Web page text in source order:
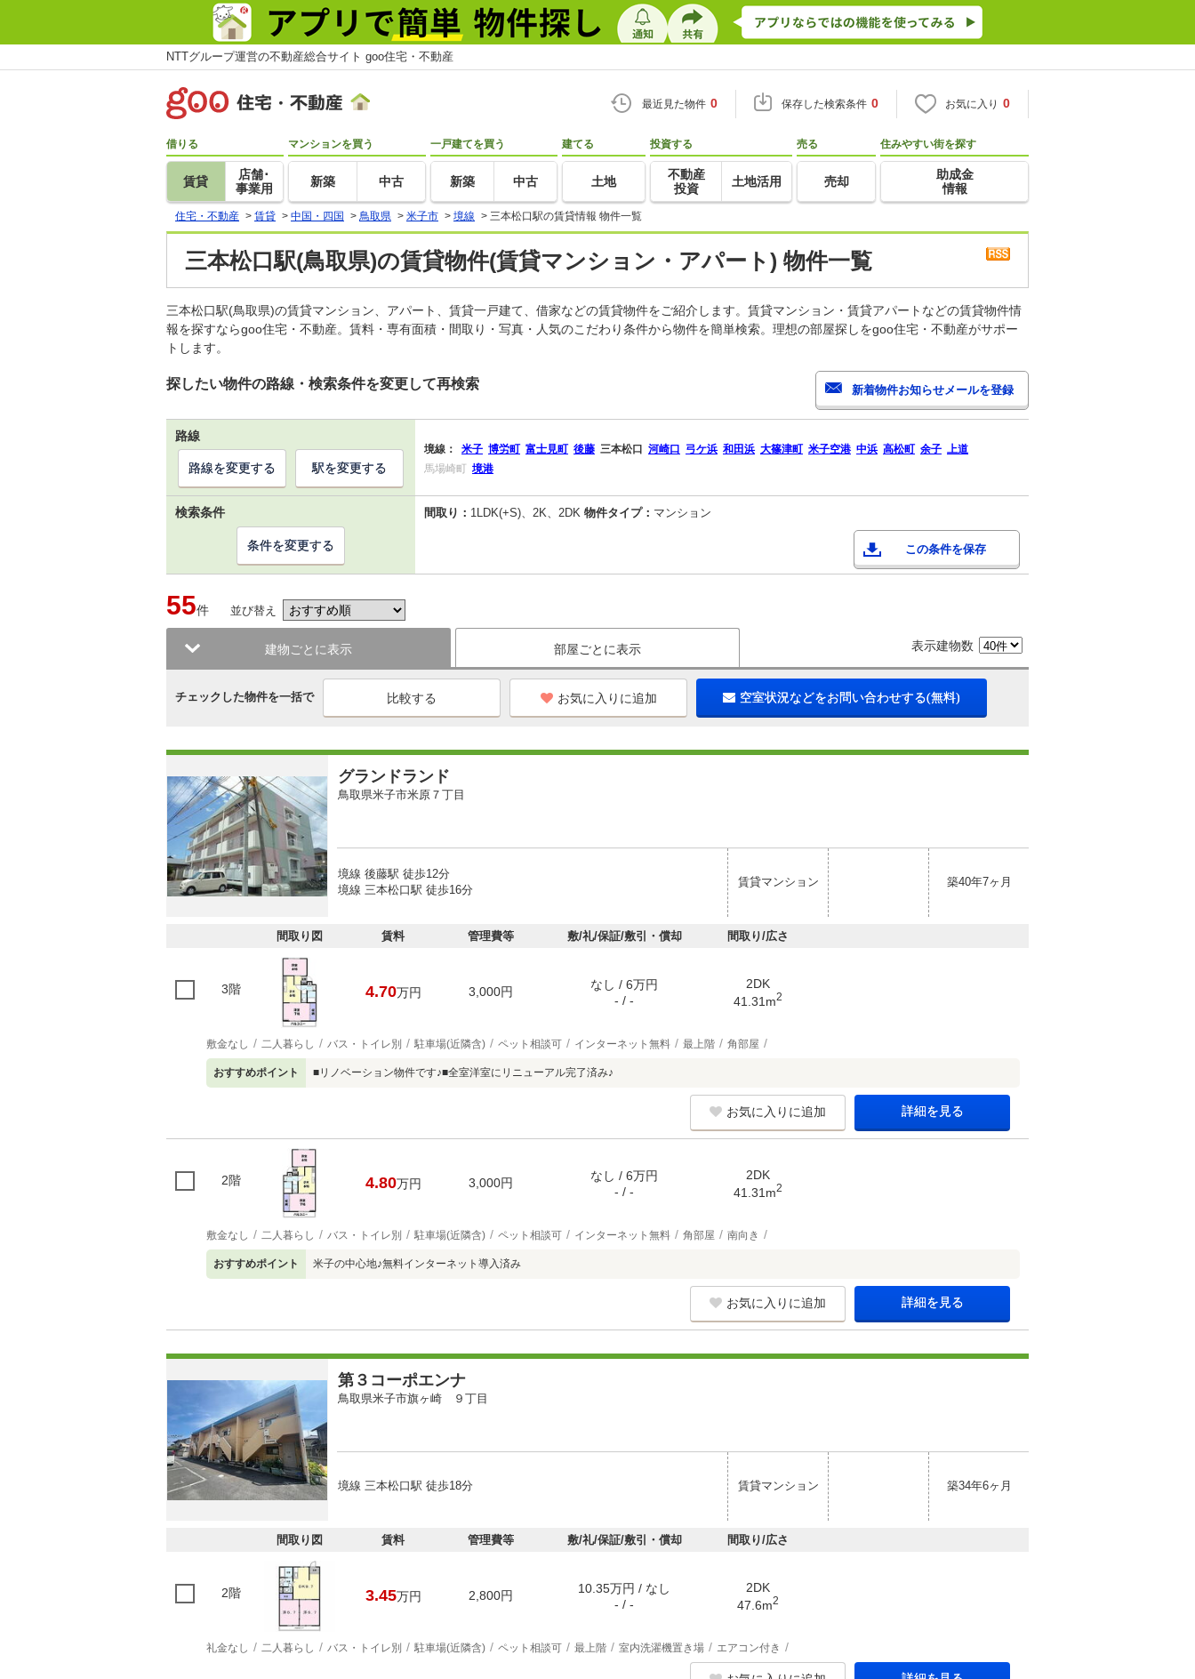
NTTグループ運営の不動産総合サイト goo住宅・不動産
最近見た物件 0 保存した検索条件 0 お気に入り 0
借りる
賃貸
店舗･
事業用
マンションを買う
新築 中古
一戸建てを買う
新築 中古
建てる
土地
投資する
不動産
投資
土地活用
売る
売却
住みやすい街を探す
助成金
情報
住宅・不動産 > 賃貸 > 中国・四国 > 鳥取県 > 米子市 > 境線 > 三本松口駅の賃貸情報 物件一覧
三本松口駅(鳥取県)の賃貸物件(賃貸マンション・アパート) 物件一覧
三本松口駅(鳥取県)の賃貸マンション、アパート、賃貸一戸建て、借家などの賃貸物件をご紹介します。賃貸マンション・賃貸アパートなどの賃貸物件情
報を探すならgoo住宅・不動産。賃料・専有面積・間取り・写真・人気のこだわり条件から物件を簡単検索。理想の部屋探しをgoo住宅・不動産がサポー
トします。
探したい物件の路線・検索条件を変更して再検索
路線
境線： 米子 博労町 富士見町 後藤 三本松口 河崎口 弓ケ浜 和田浜 大篠津町 米子空港 中浜 高松町 余子 上道
馬場崎町 境港
路線を変更する 駅を変更する
検索条件 間取り： 1LDK(+S)、2K、2DK 物件タイプ： マンション
この条件を保存
条件を変更する
55件 並び替え
建物ごとに表示 部屋ごとに表示 表示建物数
チェックした物件を一括で お気に入りに追加 空室状況などをお問い合わせする(無料)
グランドランド
鳥取県米子市米原７丁目
境線 後藤駅 徒歩12分
境線 三本松口駅 徒歩16分
賃貸マンション 築40年7ヶ月
間取り図 賃料 管理費等 敷/礼/保証/敷引・償却 間取り/広さ
3階 4.70万円 3,000円
なし / 6万円
- / -
2DK
41.31m2
敷金なし 二人暮らし バス・トイレ別 駐車場(近隣含) ペット相談可 インターネット無料 最上階 角部屋
おすすめポイント ■リノベーション物件です♪■全室洋室にリニューアル完了済み♪
お気に入りに追加 詳細を見る
2階 4.80万円 3,000円
なし / 6万円
- / -
2DK
41.31m2
敷金なし 二人暮らし バス・トイレ別 駐車場(近隣含) ペット相談可 インターネット無料 角部屋 南向き
おすすめポイント 米子の中心地♪無料インターネット導入済み
お気に入りに追加 詳細を見る
第３コーポエンナ
鳥取県米子市旗ヶ崎 ９丁目
境線 三本松口駅 徒歩18分 賃貸マンション 築34年6ヶ月
間取り図 賃料 管理費等 敷/礼/保証/敷引・償却 間取り/広さ
2階 3.45万円 2,800円
10.35万円 / なし
- / -
2DK
47.6m2
礼金なし 二人暮らし バス・トイレ別 駐車場(近隣含) ペット相談可 最上階 室内洗濯機置き場 エアコン付き